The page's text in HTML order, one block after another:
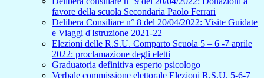
favore della scuola Secondaria Paolo Ferrari
Delibera Consiliare n° 8 del 20/04/2022: Visite Guidate
e Viaggi d'Istruzione 2021-22
Elezioni delle R.S.U. Comparto Scuola 5 – 6 -7 aprile
2022: proclamazione degli eletti
Graduatoria definitiva esperto psicologo
Verbale commissione elettorale Elezioni R.S.U. 5-6-7